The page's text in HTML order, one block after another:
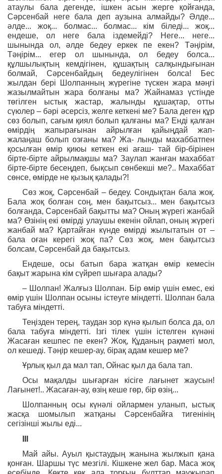
атаулы бала дегенде, ішкен асын жерге қойғанда,
Сәрсенбай неге бала деп аузына алмайды? Әлде...
әлде... жоқ... болмас... болмас... кім біледі... жоқ...
ендеше, ол неге бала іздемейді? Неге... неге...
шынында ол, әлде бедеу еркек пе екен? Тәңірім,
Тәңірім... егер ол шынында, ол бедеу болса...
құлшылықтың кемдігінен, құшақтың салқындығынан
болмай, Сәрсенбайдың бедеулігінен болса! Бес
жылдан бері Шолпанның жүрегіне түскен жара мәңгі
жазылмайтын жара болғаны ма? Жайнамаз үстінде
төгілген ыстық жастар, жалынды құшақтар, отты
сүюлер – бәрі әсерсіз, желге кеткені ме? Бала деген құр
сөз болып, сағым қиял болып қалғаны ма? Енді қалған
өмірдің жапырағынан айрылған қайыңдай жап-
жалаңаш болып озғаны ма? Жа- лынды махаббатпен
қосылған өмір қиюы кеткен екі ағаш- тай бір-бірінен
бірте-бірте айрылмақшы ма? Заулап жанған махаббат
бірте-бірте бесеңдеп, бықсып сөнбекші ме?.. Махаббат
сөнсе, өмірде не қызық қалады?!
Сөз жоқ, Сәрсенбай – бедеу. Сондықтан бала жоқ.
Бала жоқ болған соң, мен бақытсыз... мен бақытсыз
болғанда, Сәрсенбай бақытты ма? Оның жүрегі жанбай
ма? Өзінің екі өмірді улаушы екенін ойлап, оның жүрегі
жанбай ма? Қартайған күнде өмірді жылытатын от –
бала оған керегі жоқ па? Сөз жоқ, мен бақытсыз
болсам, Сәрсенбай да бақытсыз.
Ендеше, осы батып бара жатқан өмір кемесін
бақыт жарына кім сүйреп шығара алады?
– Шолпан! Жалғыз Шолпан. Бір өмір үшін емес, екі
өмір үшін Шолпан осыны істеуге міндетті. Шолпан бала
табуға міндетті.
Теңізден терең, таудан зор күнә қылып болса да, ол
бала табуға міндетті. Ізгі тілек үшін істелген күнәні
Жасаған кешпес пе екен? Жоқ, Құданың рақметі мол,
ол кешеді. Тәңір кешер-ау, бірақ адам кешер ме?
Ұрлық қыл да мал тап, Ойнас қыл да бала тап.
Осы мақалды шығарған кісіге лағынет жаусын!
Лағынет!.. Жасаған-ау, өзің кеше гөр, бір өзің...
Шолпанның осы күнәлі ойлармен уланып, ыстық
жасқа шомылып жатқаны Сәрсенбайға тигенінің
сегізінші жылы еді...
ІІІ
Май айы. Ауыл қыстаудың жанына жылжып қана
қонған. Шаршы түс мезгілі. Кішкене жел бар. Маса жоқ